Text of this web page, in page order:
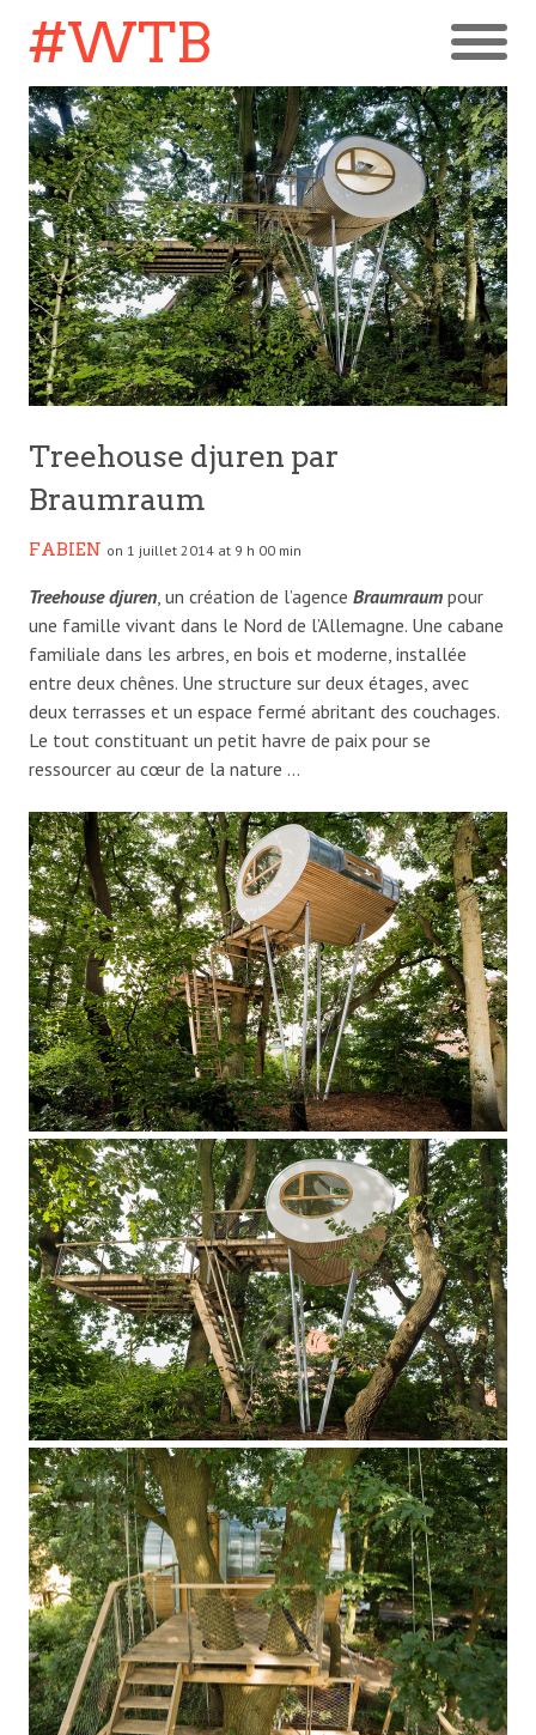
#WTB
Treehouse djuren par
Braumraum
FABIEN on 1 juillet 2014 at 9 h 00 min
Treehouse djuren, un création de l’agence Braumraum pour
une famille vivant dans le Nord de l’Allemagne. Une cabane
familiale dans les arbres, en bois et moderne, installée
entre deux chênes. Une structure sur deux étages, avec
deux terrasses et un espace fermé abritant des couchages.
Le tout constituant un petit havre de paix pour se
ressourcer au cœur de la nature …